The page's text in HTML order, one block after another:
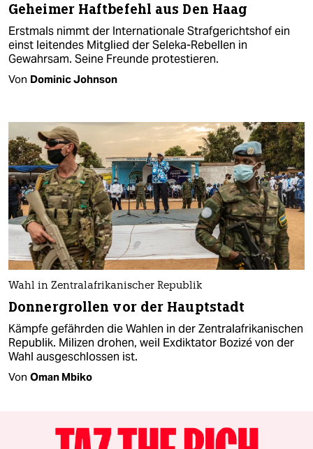
Geheimer Haftbefehl aus Den Haag
Erstmals nimmt der Internationale Strafgerichtshof ein
einst leitendes Mitglied der Seleka-Rebellen in
Gewahrsam. Seine Freunde protestieren.
Von Dominic Johnson
Wahl in Zentralafrikanischer Republik
Donnergrollen vor der Hauptstadt
Kämpfe gefährden die Wahlen in der Zentralafrikanischen
Republik. Milizen drohen, weil Exdiktator Bozizé von der
Wahl ausgeschlossen ist.
Von Oman Mbiko